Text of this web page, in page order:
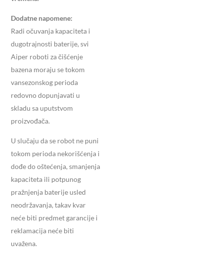
Dodatne napomene:
Radi očuvanja kapaciteta i
dugotrajnosti baterije, svi
Aiper roboti za čišćenje
bazena moraju se tokom
vansezonskog perioda
redovno dopunjavati u
skladu sa uputstvom
proizvođača.
U slučaju da se robot ne puni
tokom perioda nekorišćenja i
dođe do oštećenja, smanjenja
kapaciteta ili potpunog
pražnjenja baterije usled
neodržavanja, takav kvar
neće biti predmet garancije i
reklamacija neće biti
uvažena.